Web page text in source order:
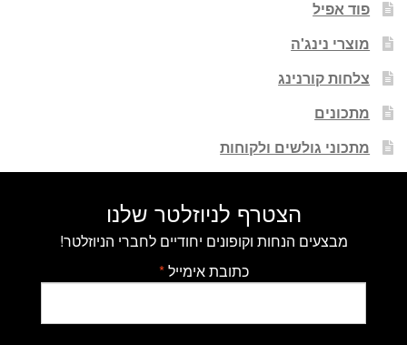
פוד אפיל
מוצרי נינג'ה
צלחות קורנינג
מתכונים
מתכוני גולשים ולקוחות
הצטרף לניוזלטר שלנו
מבצעים הנחות וקופונים יחודיים לחברי הניוזלטר!
כתובת אימייל*